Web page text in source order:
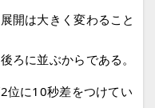
開は大きく変わること
ろに並ぶからである。
位に10秒差をつけてい